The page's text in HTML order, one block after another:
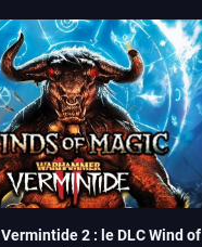
2 : le DLC Wind of